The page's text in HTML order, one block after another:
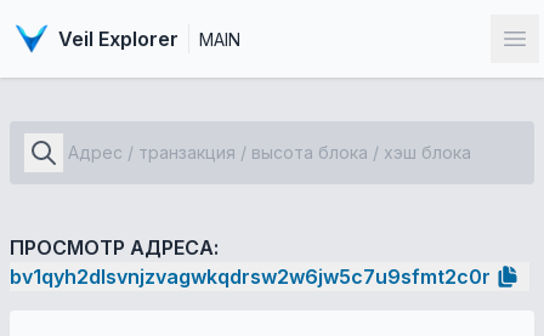
Veil Explorer MAIN
ПРОСМОТР АДРЕСА:
bv1qyh2dlsvnjzvagwkqdrsw2w6jw5c7u9sfmt2c0r